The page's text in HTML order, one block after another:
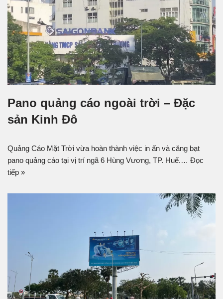
Pano quảng cáo ngoài trời – Đặc
sản Kinh Đô
Quảng Cáo Mặt Trời vừa hoàn thành việc in ấn và căng bạt
pano quảng cáo tại vị trí ngã 6 Hùng Vương, TP. Huế.… Đọc
tiếp »